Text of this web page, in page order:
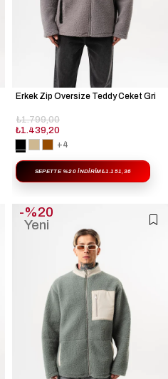
Erkek Zip Oversize Teddy Ceket Gri
₺1.439,20
₺1.799,00
+4
SEPETTE %20 İNDIRIM₺1.151,36
%20
Yeni